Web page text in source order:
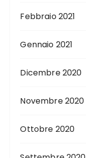
Febbraio 2021
Gennaio 2021
Dicembre 2020
Novembre 2020
Ottobre 2020